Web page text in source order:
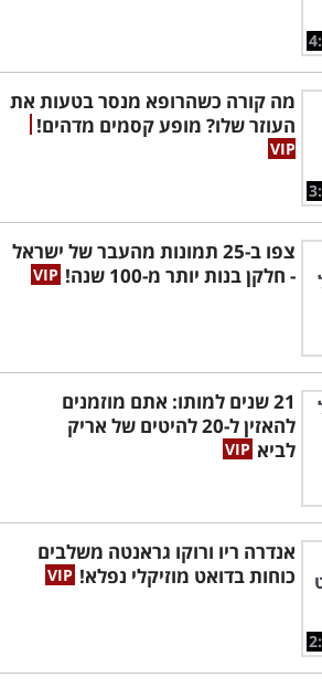
מה קורה כשהרופא מנסר בטעות את
העוזר שלו? מופע קסמים מדהים!
צפו ב-25 תמונות מהעבר של ישראל
- חלקן בנות יותר מ-100 שנה!
21 שנים למותו: אתם מוזמנים
להאזין ל-20 להיטים של אריק
לביא
אנדרה ריו ורוקו גראנטה משלבים
כוחות בדואט מוזיקלי נפלא!